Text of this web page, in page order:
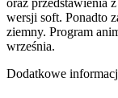
oraz przedstawienia
wersji soft. Ponadto
ziemny. Program
września.
Dodatkowe